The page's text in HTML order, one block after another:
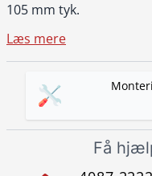
105 mm tyk.
Læs mere
Få